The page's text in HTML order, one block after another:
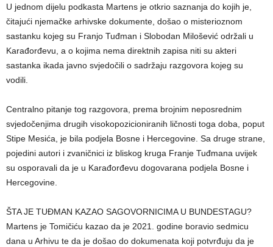
U jednom dijelu podkasta Martens je otkrio saznanja do kojih je,
čitajući njemačke arhivske dokumente, došao o misterioznom
sastanku kojeg su Franjo Tuđman i Slobodan Milošević održali u
Karađorđevu, a o kojima nema direktnih zapisa niti su akteri
sastanka ikada javno svjedočili o sadržaju razgovora kojeg su
vodili.
Centralno pitanje tog razgovora, prema brojnim neposrednim
svjedočenjima drugih visokopozicioniranih ličnosti toga doba, poput
Stipe Mesića, je bila podjela Bosne i Hercegovine. Sa druge strane,
pojedini autori i zvaničnici iz bliskog kruga Franje Tuđmana uvijek
su osporavali da je u Karađorđevu dogovarana podjela Bosne i
Hercegovine.
ŠTA JE TUĐMAN KAZAO SAGOVORNICIMA U BUNDESTAGU?
Martens je Tomičiću kazao da je 2021. godine boravio sedmicu
dana u Arhivu te da je došao do dokumenata koji potvrđuju da je